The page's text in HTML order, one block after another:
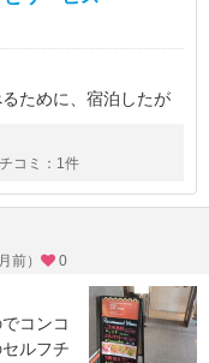
ために、宿泊したが
れており、担当の中国
人スタッフは知
コミ：1件
前） 0
コンコ
ルフチ